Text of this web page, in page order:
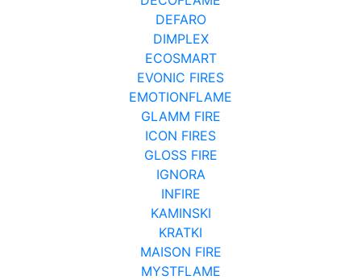
DEFARO
DIMPLEX
ECOSMART
EVONIC FIRES
EMOTIONFLAME
GLAMM FIRE
ICON FIRES
GLOSS FIRE
IGNORA
INFIRE
KAMINSKI
KRATKI
MAISON FIRE
MYSTFLAME